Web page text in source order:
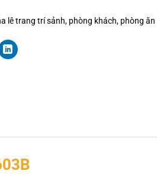
lê trang trí sảnh, phòng khách, phòng ăn